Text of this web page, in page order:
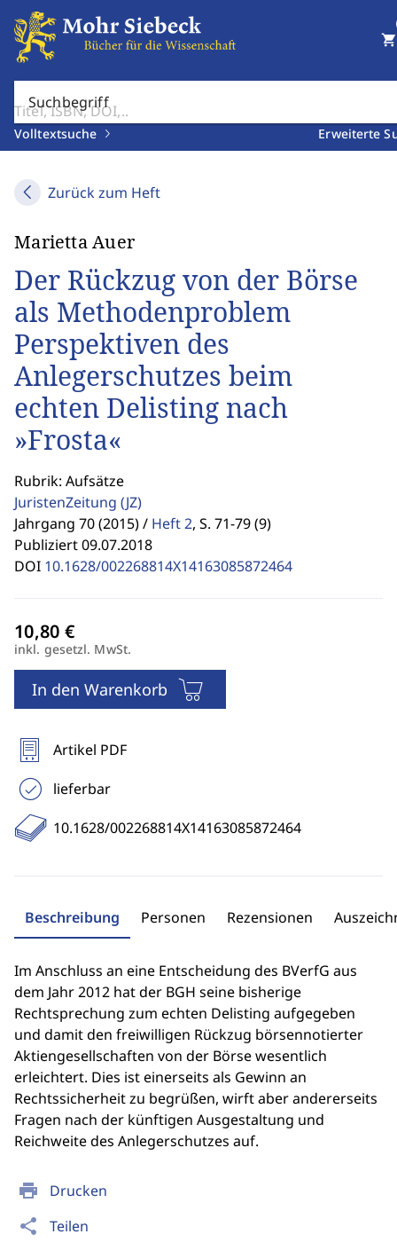
Suchbegriff
Volltextsuche Erweiterte
shopping_cart
Zurück zum Heft
print Drucken
share Teilen
Marietta Auer
Der Rückzug von der Börse
als Methodenproblem
Perspektiven des
Anlegerschutzes beim
echten Delisting nach
»Frosta«
Rubrik: Aufsätze
JuristenZeitung (JZ)
Jahrgang 70 (2015) / Heft 2, S. 71-79 (9)
Publiziert 09.07.2018
DOI 10.1628/002268814X14163085872464
inkl. gesetzl. MwSt.
In den Warenkorb
Artikel PDF
lieferbar
10.1628/002268814X14163085872464
Beschreibung Personen Rezensionen
Im Anschluss an eine Entscheidung des BVerfG aus
dem Jahr 2012 hat der BGH seine bisherige
Rechtsprechung zum echten Delisting aufgegeben
und damit den freiwilligen Rückzug börsennotierter
Aktiengesellschaften von der Börse wesentlich
erleichtert. Dies ist einerseits als Gewinn an
Rechtssicherheit zu begrüßen, wirft aber andererseits
Fragen nach der künftigen Ausgestaltung und
Reichweite des Anlegerschutzes auf.